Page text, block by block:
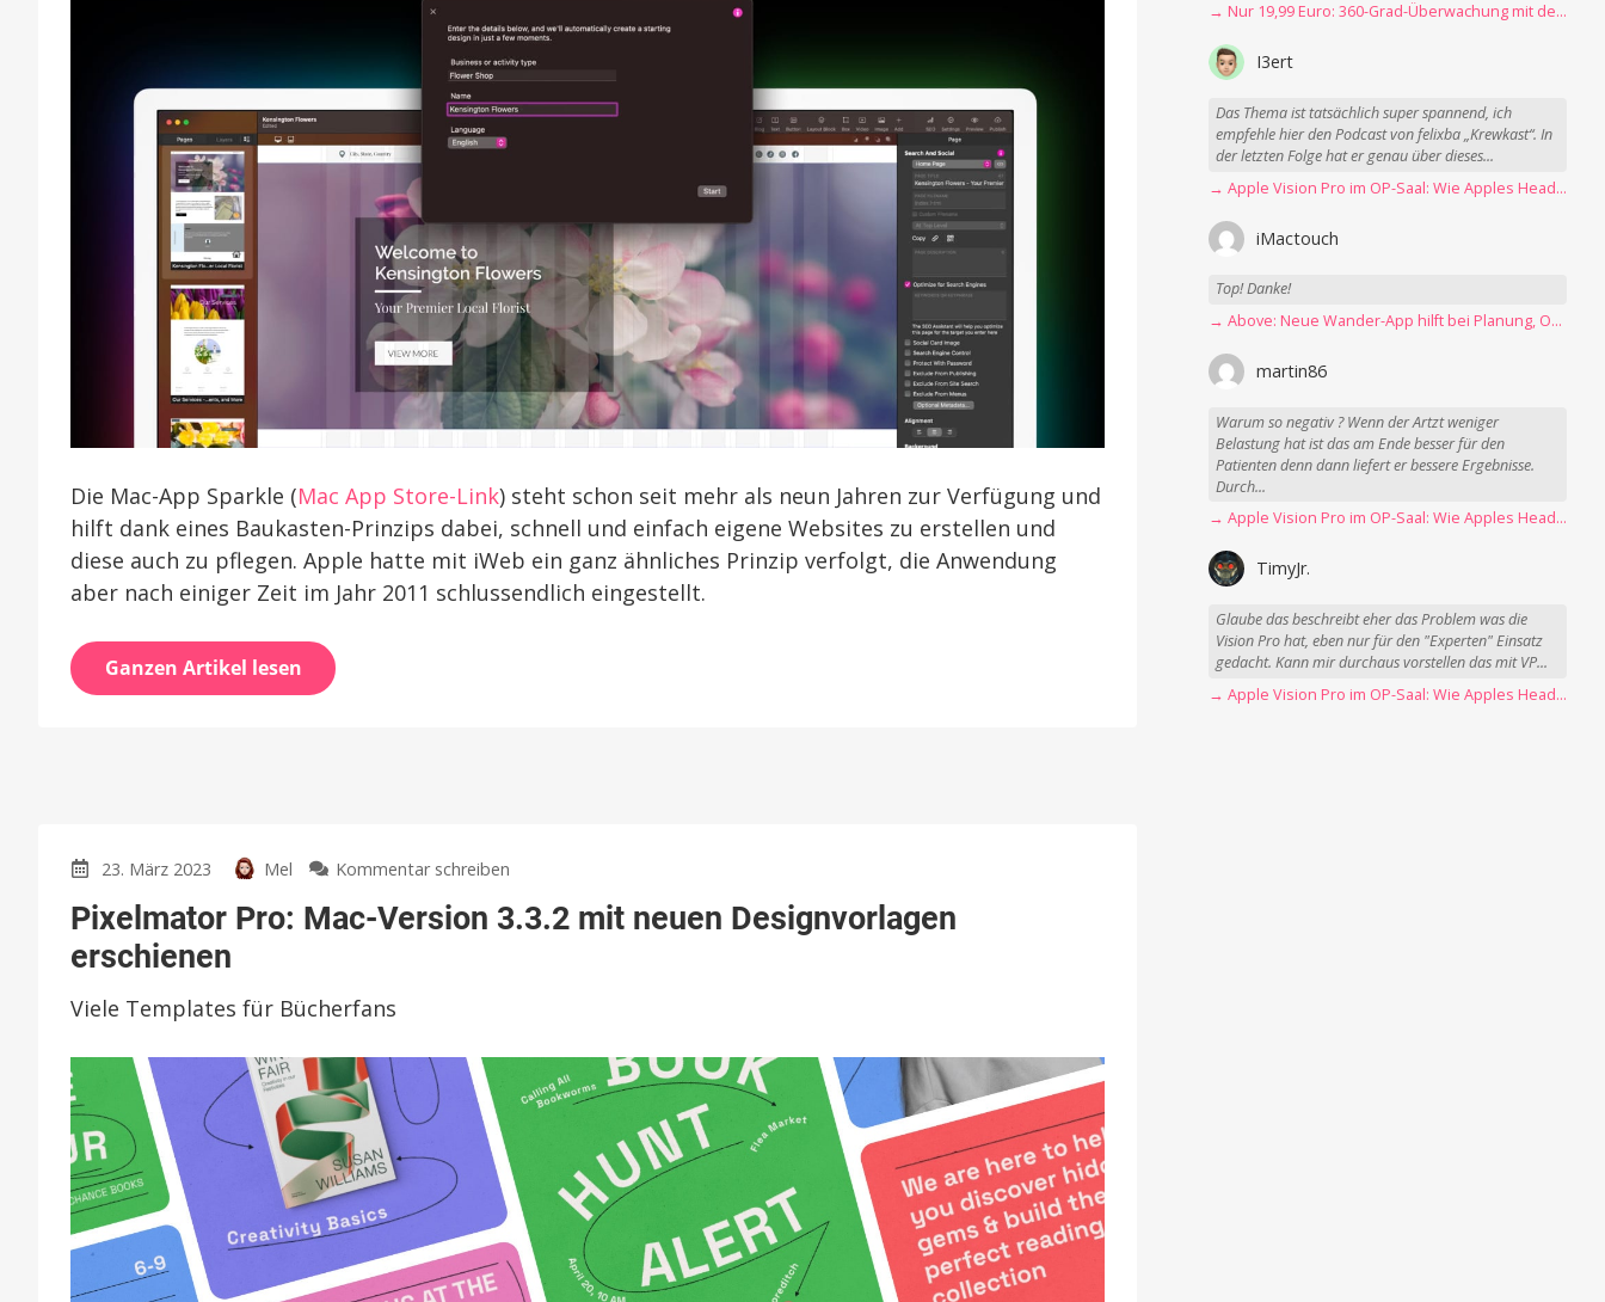
und
neue
Preise
Die Mac-App Sparkle (Mac App Store-Link) steht schon seit mehr als neun Jahren zur Verfügung und
hilft dank eines Baukasten-Prinzips dabei, schnell und einfach eigene Websites zu erstellen und
diese auch zu pflegen. Apple hatte mit iWeb ein ganz ähnliches Prinzip verfolgt, die Anwendung
aber nach einiger Zeit im Jahr 2011 schlussendlich eingestellt.
Ganzen Artikel lesen
23. März 2023 Mel Kommentar schreiben
Pro:
Designvorlagen
erschienen
Pixelmator Pro: Mac-Version 3.3.2 mit neuen Designvorlagen
erschienen
Viele Templates für Bücherfans
→ Nur 19,99 Euro: 360-Grad-Überwachung mit der Blink Mini Pan-Tilt Kamera
I3ert
Das Thema ist tatsächlich super spannend, ich
empfehle hier den Podcast von felixba „Krewkast“. In
der letzten Folge hat er genau über dieses...
→ Apple Vision Pro im OP-Saal: Wie Apples Headset Operationen beschleunigt
iMactouch
Top! Danke!
→ Above: Neue Wander-App hilft bei Planung, Orientierung und Erinnerungen
martin86
Warum so negativ ? Wenn der Artzt weniger
Belastung hat ist das am Ende besser für den
Patienten denn dann liefert er bessere Ergebnisse.
Durch...
→ Apple Vision Pro im OP-Saal: Wie Apples Headset Operationen beschleunigt
TimyJr.
Glaube das beschreibt eher das Problem was die
Vision Pro hat, eben nur für den "Experten" Einsatz
gedacht. Kann mir durchaus vorstellen das mit VP...
→ Apple Vision Pro im OP-Saal: Wie Apples Headset Operationen beschleunigt